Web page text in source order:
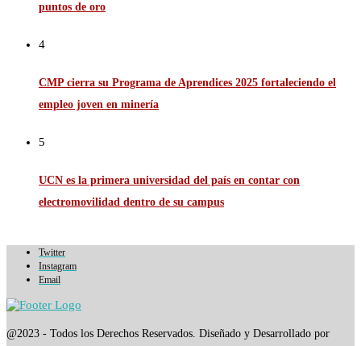
puntos de oro
4
CMP cierra su Programa de Aprendices 2025 fortaleciendo el
empleo joven en minería
5
UCN es la primera universidad del país en contar con
electromovilidad dentro de su campus
Twitter
Instagram
Email
@2023 - Todos los Derechos Reservados. Diseñado y Desarrollado por